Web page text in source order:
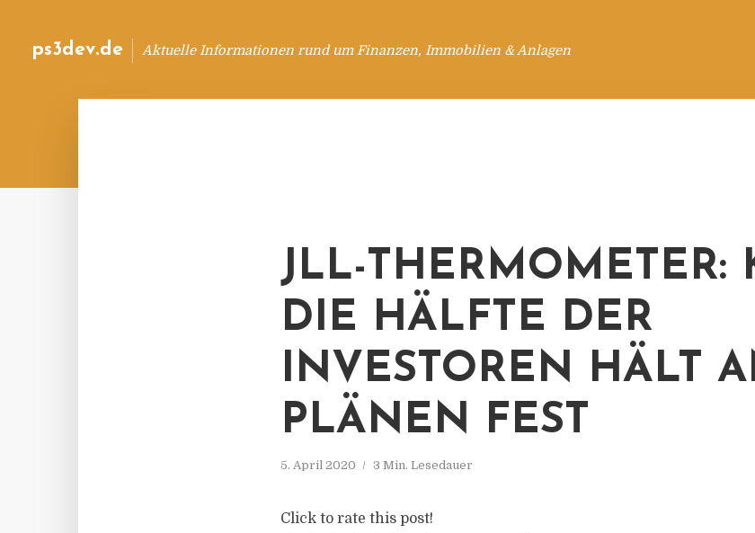
ps3dev.de Aktuelle Informationen rund um Finanzen, Immobilien & Anlagen
JLL-THERMOMETER:
DIE HÄLFTE DER
INVESTOREN HÄLT
PLÄNEN FEST
5. April 2020 3 Min. Lesedauer
Click to rate this post!